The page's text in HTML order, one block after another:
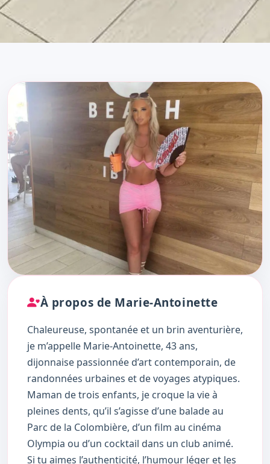
À propos de Marie-Antoinette
Chaleureuse, spontanée et un brin aventurière,
je m’appelle Marie-Antoinette, 43 ans,
dijonnaise passionnée d’art contemporain, de
randonnées urbaines et de voyages atypiques.
Maman de trois enfants, je croque la vie à
pleines dents, qu’il s’agisse d’une balade au
Parc de la Colombière, d’un film au cinéma
Olympia ou d’un cocktail dans un club animé.
Si tu aimes l’authenticité, l’humour léger et les